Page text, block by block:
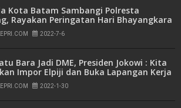
Kota Batam Sambangi Polresta
Rayakan Peringatan Hari Bhayangkara
2022-7-6
Bara Jadi DME, Presiden Jokowi : Kita
Impor Elpiji dan Buka Lapangan Kerja
2022-1-30